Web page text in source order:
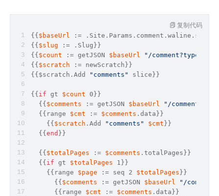
{{ $baseUrl :=
{{ $slug := .Slug}}
{{ $count := getJSON $baseUrl
"/
{{ $scratch := newScratch}}
{{$scratch.Add
"comments" slice }}
{{ if gt $count 0}}
  {{
$comments := getJSON $baseUrl
"/
  {{range
$cmt := $comments .data}}
    {{
$scratch .Add "comments" $cmt }}
  {{
end }}
  {{
$totalPages := $comments .totalPages}}
  {{
if gt $totalPages 1}}
    {{range
$page := seq 2 $totalPages }}
      {{
$comments := getJSON $baseUrl
"/
      {{range
$cmt := $comments .data}}
复制代码